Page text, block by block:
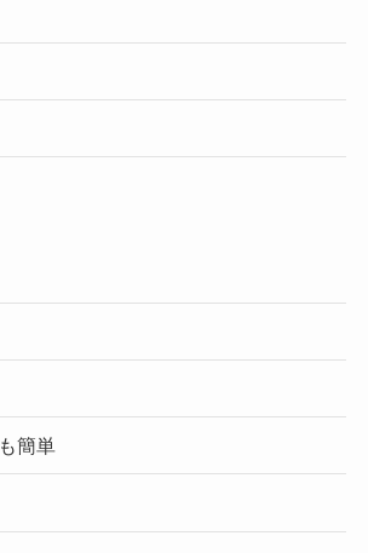
簡単